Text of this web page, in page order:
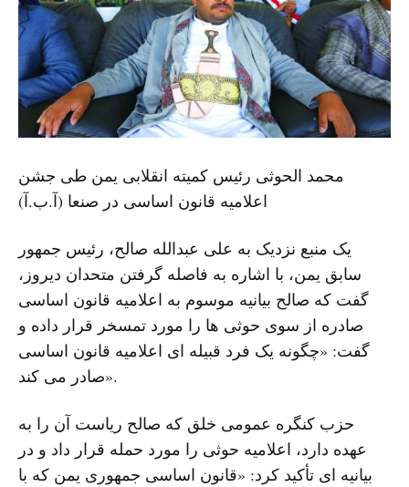
محمد الحوثی رئیس کمیته انقلابی یمن طی جشن
اعلامیه قانون اساسی در صنعا (آ.ب.آ)
یک منبع نزدیک به علی عبدالله صالح، رئیس جمهور
سابق یمن، با اشاره به فاصله گرفتن متحدان دیروز،
گفت که صالح بیانیه موسوم به اعلامیه قانون اساسی
صادره از سوی حوثی ها را مورد تمسخر قرار داده و
گفت: «چگونه یک فرد قبیله ای اعلامیه قانون اساسی
صادر می کند».
حزب کنگره عمومی خلق که صالح ریاست آن را به
عهده دارد، اعلامیه حوثی را مورد حمله قرار داد و در
بیانیه ای تأکید کرد: «قانون اساسی جمهوری یمن که با